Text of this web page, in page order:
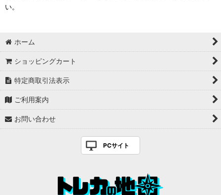
い。
ホーム
ショッピングカート
特定商取引法表示
ご利用案内
お問い合わせ
PCサイト